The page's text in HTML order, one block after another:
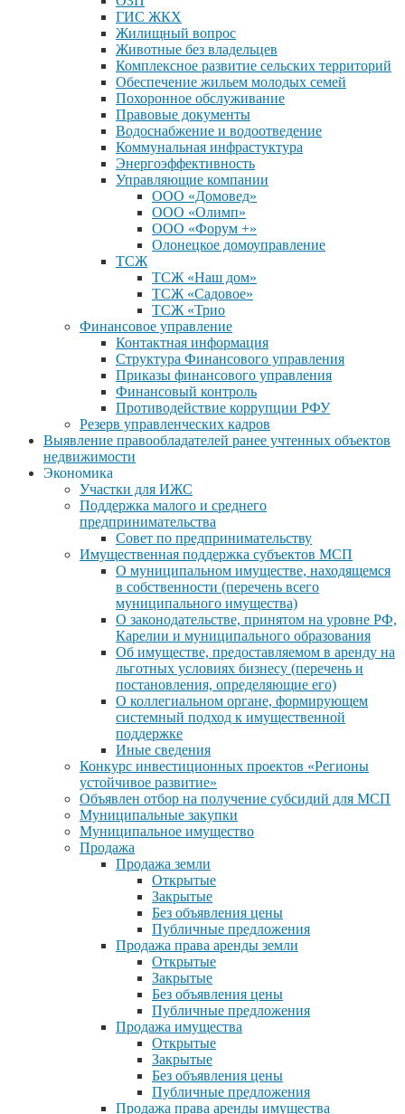
ГИС ЖКХ
Жилищный вопрос
Животные без владельцев
Комплексное развитие сельских территорий
Обеспечение жильем молодых семей
Похоронное обслуживание
Правовые документы
Водоснабжение и водоотведение
Коммунальная инфрастуктура
Энергоэффективность
Управляющие компании
ООО «Домовед»
ООО «Олимп»
ООО «Форум +»
Олонецкое домоуправление
ТСЖ
ТСЖ «Наш дом»
ТСЖ «Садовое»
ТСЖ «Трио
Финансовое управление
Контактная информация
Структура Финансового управления
Приказы финансового управления
Финансовый контроль
Противодействие коррупции РФУ
Резерв управленческих кадров
Выявление правообладателей ранее учтенных объектов
недвижимости
Экономика
Участки для ИЖС
Поддержка малого и среднего
предпринимательства
Совет по предпринимательству
Имущественная поддержка субъектов МСП
О муниципальном имуществе, находящемся
в собственности (перечень всего
муниципального имущества)
О законодательстве, принятом на уровне РФ,
Карелии и муниципального образования
Об имуществе, предоставляемом в аренду на
льготных условиях бизнесу (перечень и
постановления, определяющие его)
О коллегиальном органе, формирующем
системный подход к имущественной
поддержке
Иные сведения
Конкурс инвестиционных проектов «Регионы
устойчивое развитие»
Объявлен отбор на получение субсидий для МСП
Муниципальные закупки
Муниципальное имущество
Продажа
Продажа земли
Открытые
Закрытые
Без объявления цены
Публичные предложения
Продажа права аренды земли
Открытые
Закрытые
Без объявления цены
Публичные предложения
Продажа имущества
Открытые
Закрытые
Без объявления цены
Публичные предложения
Продажа права аренды имущества